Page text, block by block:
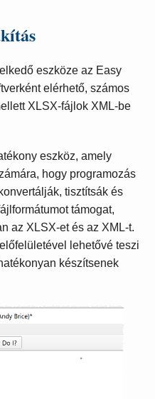
eszköze az Easy
elérhető, számos
XLSX-fájlok XML-be
eszköz, amely
hogy programozás
tisztítsák és
támogat,
az XLSX-et és az XML-t.
lehetővé teszi
készítsenek